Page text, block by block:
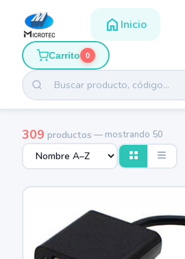
home Inicio
Carrito 0
309 productos — mostrando 50